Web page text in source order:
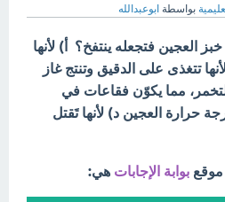
بواسطة ابوعبدالله
العجين فتجعله ينتفخ؟ أ) لأنها
تتغذى على الدقيق وتنتج غاز
مما يكوّن فقاعات في
حرارة العجين د) لأنها تَقتل
موقع بوابة الإجابات هي: